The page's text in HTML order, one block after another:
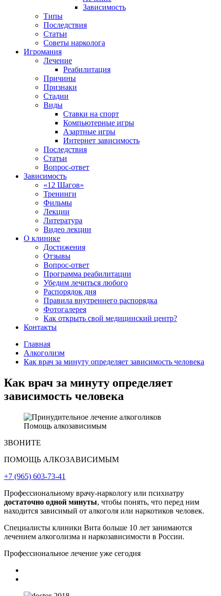
Зависимость
Типы
Последствия
Статьи
Советы нарколога
Игромания
Лечение
Реабилитация
Причины
Признаки
Стадии
Виды
Ставки на спорт
Компьютерные игры
Азартные игры
Интернет зависимость
Последствия
Статьи
Вопрос-ответ
Зависимость
«12 Шагов»
Тренинги
Фильмы
Лекции
Литература
Видео лекции
О клинике
Достижения
Отзывы
Вопрос-ответ
Программа реабилитации
Убедим лечиться любого
Распорядок дня
Правила внутреннего распорядка
Фотогалерея
Как открыть свой медицинский центр?
Контакты
Главная
Алкоголизм
Как врач за минуту определяет зависимость человека
Как врач за минуту определяет
зависимость человека
Помощь алкозависимым
ЗВОНИТЕ
ПОМОЩЬ АЛКОЗАВИСИМЫМ
+7 (965) 603-73-41
Профессиональному врачу-наркологу или психиатру
достаточно одной минуты, чтобы понять, что перед ним
находится зависимый от алкоголя или наркотиков человек.
Специалисты клиники Вита больше 10 лет занимаются
лечением алкоголизма и наркозависимости в России.
Профессиональное лечение уже сегодня